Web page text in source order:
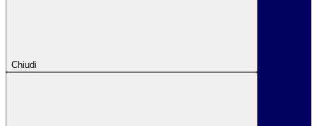
Chiudi